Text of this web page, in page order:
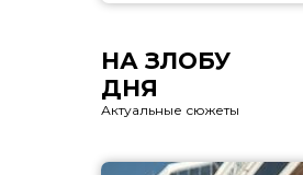
НА ЗЛОБУ
ДНЯ
Актуальные сюжеты